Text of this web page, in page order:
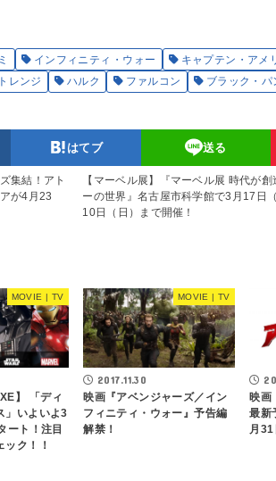
インフィニティ・ウォー キャプテン・アメ
レンジ ハルク ファルコン
ブラック・パ
はてブ 送る
集結！アト
が4月23
【マーベル展】『マーベル展 時代が創
ーの世界』名古屋市科学館で3月17日
10日（日）まで開催！
MOVIE | TV
】 「ディ
」いよいよ3
ート！注目
ック！！
MOVIE | TV
2017.11.30
映画『アベンジャーズ／イン
フィニティ・ウォー』予告編
解禁！
映画
最新
月31